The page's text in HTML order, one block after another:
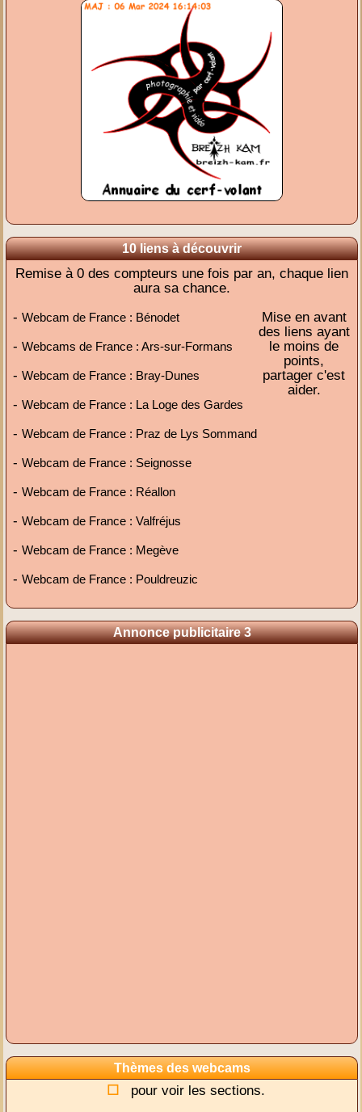
10 liens à découvrir
Remise à 0 des compteurs une fois par an, chaque lien
aura sa chance.
-Webcam de France : Bénodet
-Webcams de France : Ars-sur-Formans
-Webcam de France : Bray-Dunes
-Webcam de France : La Loge des Gardes
-Webcam de France : Praz de Lys Sommand
-Webcam de France : Seignosse
-Webcam de France : Réallon
-Webcam de France : Valfréjus
-Webcam de France : Megève
-Webcam de France : Pouldreuzic
Mise en avant
des liens ayant
le moins de
points,
partager c'est
aider.
Annonce publicitaire 3
Thèmes des webcams
pour voir les sections.